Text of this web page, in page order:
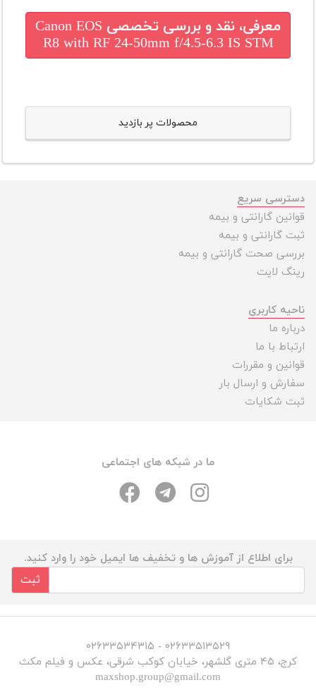
معرفی، نقد و بررسی تخصصی Canon EOS
R8 with RF 24-50mm f/4.5-6.3 IS STM
محصولات پر بازدید
دسترسی سریع
قوانین گارانتی و بیمه
ثبت گارانتی و بیمه
بررسی صحت گارانتی و بیمه
رینگ لایت
ناحیه کاربری
درباره ما
ارتباط با ما
قوانین و مقررات
سفارش و ارسال بار
ثبت شکایات
ما در شبکه های اجتماعی
برای اطلاع از آموزش ها و تخفیف ها ایمیل خود را وارد کنید.
ثبت
۰۲۶۳۳۵۱۳۵۲۹ - ۰۲۶۳۳۵۳۴۳۱۵
کرج، ۴۵ متری گلشهر، خیابان کوکب شرقی، عکس و فیلم مکث
maxshop.group@gmail.com